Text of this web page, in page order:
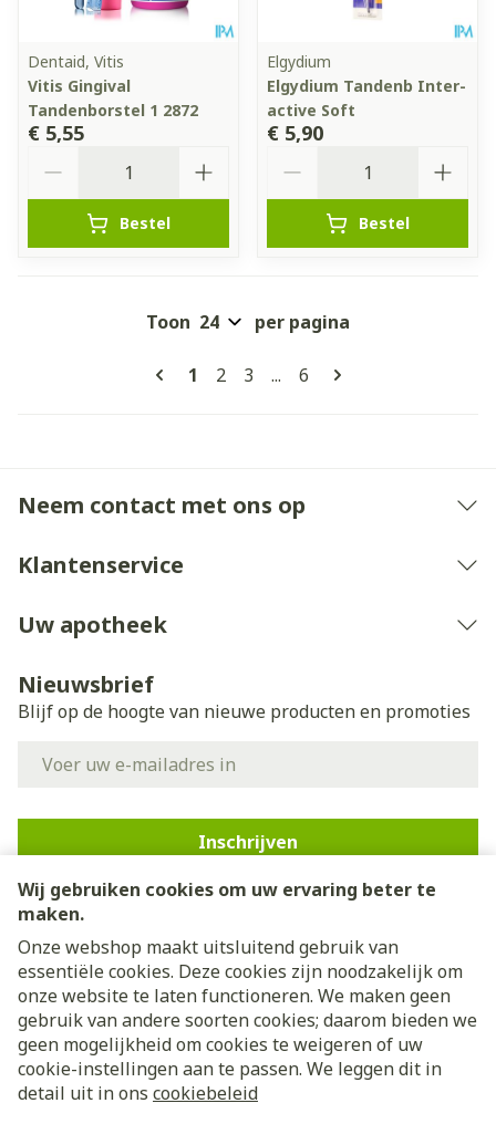
Wij gebruiken cookies om uw ervaring beter te
maken.
Onze webshop maakt uitsluitend gebruik van
essentiële cookies. Deze cookies zijn noodzakelijk om
onze website te laten functioneren. We maken geen
gebruik van andere soorten cookies; daarom bieden we
geen mogelijkheid om cookies te weigeren of uw
cookie-instellingen aan te passen. We leggen dit in
detail uit in ons cookiebeleid
Dentaid, Vitis
Vitis Gingival
Tandenborstel 1 2872
€ 5,55
Bestel
Elgydium
Elgydium Tandenb Inter-
active Soft
€ 5,90
Bestel
Pagina's
U lees momenteel pagina
1 Pagina
2 Pagina
3 ... Pagina
6
Toon per pagina
Neem contact met ons op
Klantenservice
Uw apotheek
Nieuwsbrief
Blijf op de hoogte van nieuwe producten en promoties
Inschrijven
Door op inschrijven te klikken, schrijft u zich in voor onze
nieuwsbrief en gaat u akkoord met onze
Juridische links